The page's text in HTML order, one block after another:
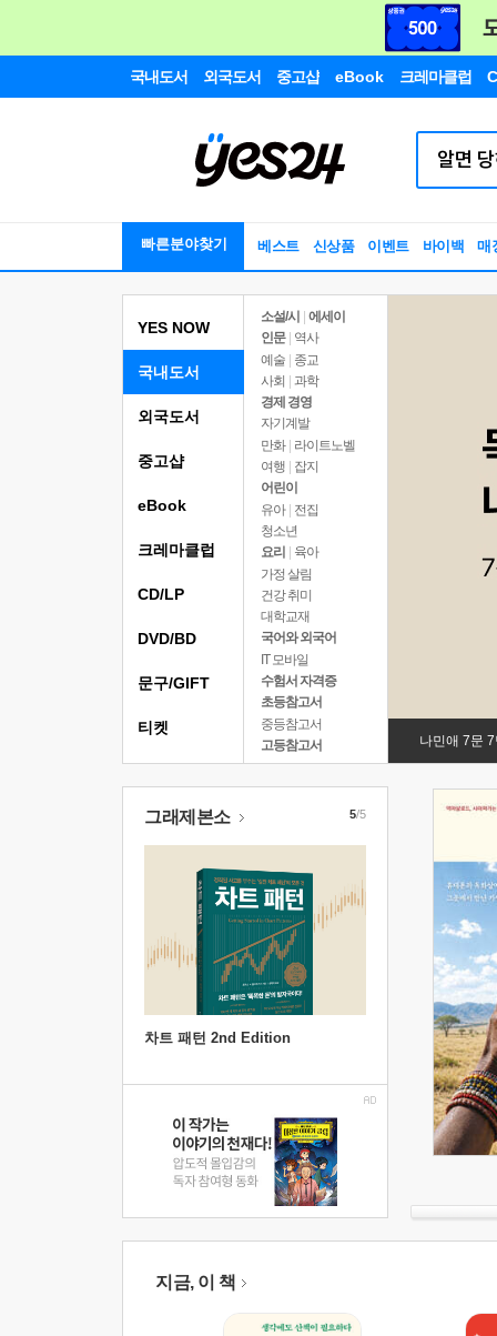
국내도서 외국도서 중고샵 eBook 크레마클럽
빠른분야찾기 베스트 신상품 이벤트 바이백 매
YES NOW
국내도서
소설/시
에세이
인문
역사
예술 | 종교
사회 | 과학
경제 경영
자기계발
만화 | 라이트노벨
여행
잡지
어린이
유아 | 전집
청소년
요리
육아
가정 살림
건강 취미
대학교재
국어와 외국어
IT 모바일
수험서 자격증
초등참고서
중등참고서
고등참고서
나민애 7문
외국도서
중고샵
eBook
크레마클럽
CD/LP
DVD/BD
문구/GIFT
티켓
그래제본소
차트 패턴 2nd Edition
5/5
지금, 이 책